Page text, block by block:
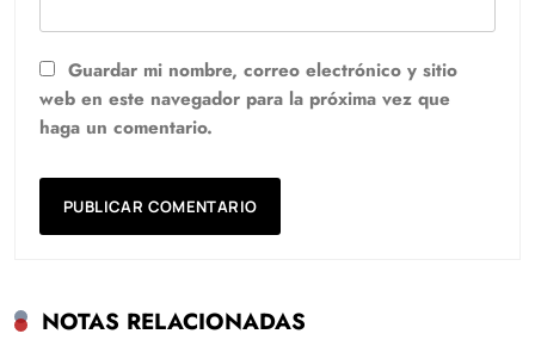
Guardar mi nombre, correo electrónico y sitio
web en este navegador para la próxima vez que
haga un comentario.
NOTAS RELACIONADAS